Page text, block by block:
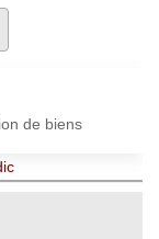
de biens